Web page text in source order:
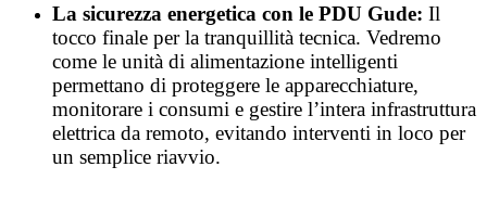
La sicurezza energetica con le PDU Gude: Il
tocco finale per la tranquillità tecnica. Vedremo
come le unità di alimentazione intelligenti
permettano di proteggere le apparecchiature,
monitorare i consumi e gestire l’intera infrastruttura
elettrica da remoto, evitando interventi in loco per
un semplice riavvio.